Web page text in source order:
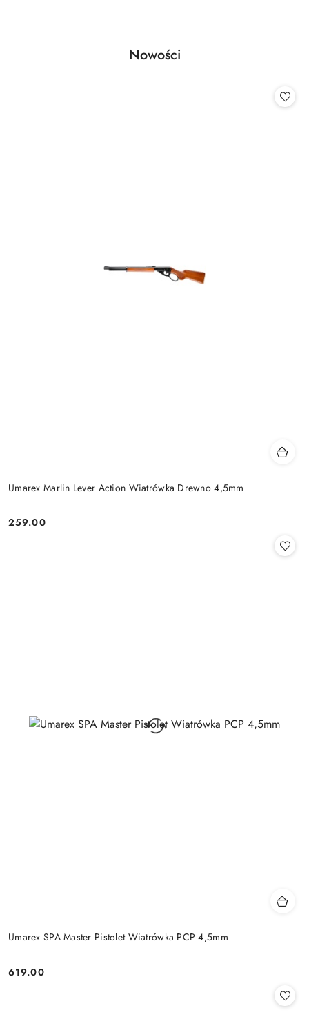
Pomiń karuzelę produktów
Produkty
Nowości
Umarex Marlin Lever Action Wiatrówka Drewno 4,5mm
Cena:
259.00
Umarex SPA Master Pistolet Wiatrówka PCP 4,5mm
Cena:
619.00